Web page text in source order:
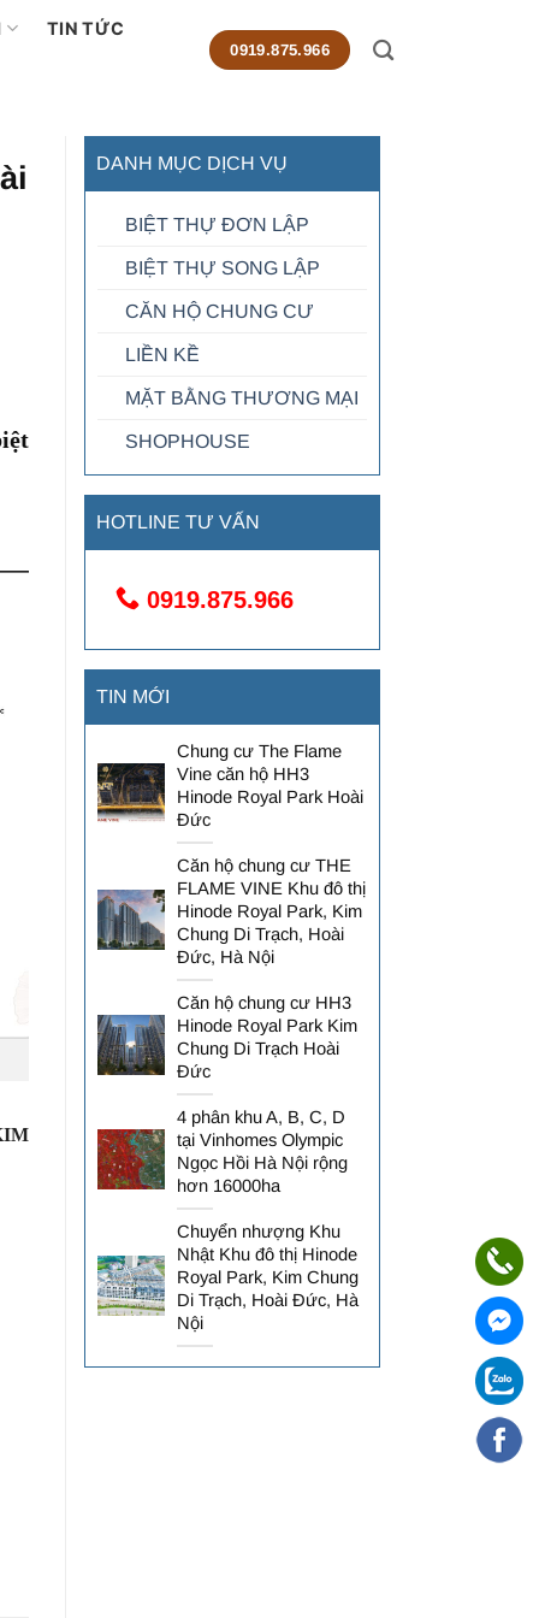
TIN TỨC
0919.875.966
DANH MỤC DỊCH VỤ
BIỆT THỰ ĐƠN LẬP
BIỆT THỰ SONG LẬP
CĂN HỘ CHUNG CƯ
LIỀN KỀ
MẶT BẰNG THƯƠNG MẠI
SHOPHOUSE
HOTLINE TƯ VẤN
0919.875.966
TIN MỚI
Chung cư The Flame
Vine căn hộ HH3
Hinode Royal Park Hoài
Đức
Căn hộ chung cư THE
FLAME VINE Khu đô thị
Hinode Royal Park, Kim
Chung Di Trạch, Hoài
Đức, Hà Nội
Căn hộ chung cư HH3
Hinode Royal Park Kim
Chung Di Trạch Hoài
Đức
4 phân khu A, B, C, D
tại Vinhomes Olympic
Ngọc Hồi Hà Nội rộng
hơn 16000ha
Chuyển nhượng Khu
Nhật Khu đô thị Hinode
Royal Park, Kim Chung
Di Trạch, Hoài Đức, Hà
Nội